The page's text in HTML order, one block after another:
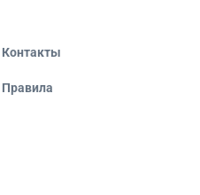
Контакты
Правила